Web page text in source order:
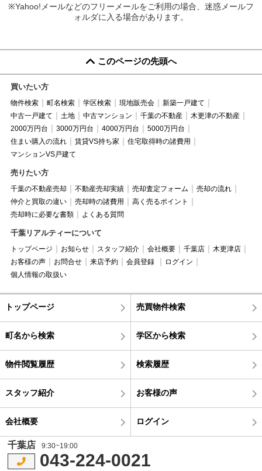
※Yahoo!メールなどのフリーメールをご利用の場合、迷惑メールフ
ォルダに入る場合があります。
このページの先頭へ
買いたい方
物件検索 町名検索 学区検索 現地販売会
新築一戸建て
中古一戸建て
土地 中古マンション 千葉の不動産
木更津の不動産
2000万円台
3000万円台 4000万円台
5000万円台
住まい購入の流れ
賃貸VS持ち家
住宅取得時の諸費用
マンションVS戸建て
売りたい方
千葉の不動産売却 不動産売却実績 売却査定フォーム
売却の流れ
仲介と買取の違い
売却時の諸費用
高く売るポイント
売却時に必要な書類
よくある質問
千葉リアルティーについて
トップページ お知らせ スタッフ紹介 会社概要 千葉店
木更津店
お客様の声
お問合せ 来店予約 会員登録
ログイン
個人情報の取扱い
トップページ 売買物件検索
町名から検索 学区から検索
物件閲覧履歴 検索履歴
スタッフ紹介 お客様の声
会社概要 ログイン
千葉店 9:30~19:00
043-224-0021